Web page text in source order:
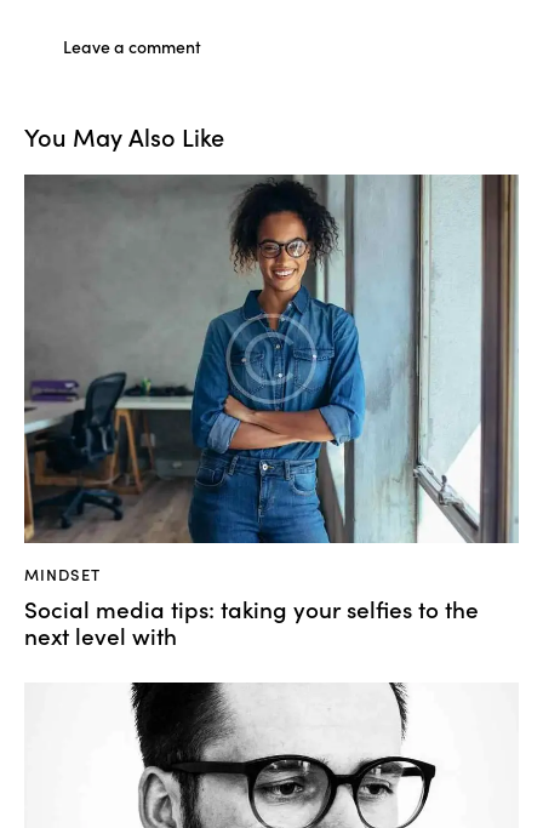
You May Also Like
MINDSET
Social media tips: taking your selfies to the
next level with